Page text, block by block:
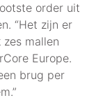
order uit
“Het zijn er
mallen
Europe.
brug per